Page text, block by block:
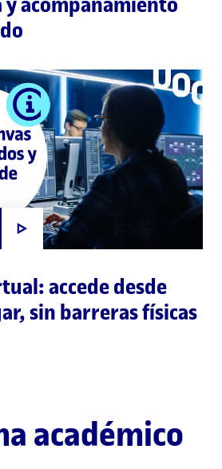
acompañamiento
accede desde
sin barreras físicas
académico